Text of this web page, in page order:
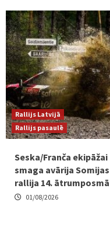
Rallijs Latvijā
Rallijs pasaulē
Seska/Franča ekipāžai
smaga avārija Somijas
rallija 14. ātrumposmā
01/08/2026